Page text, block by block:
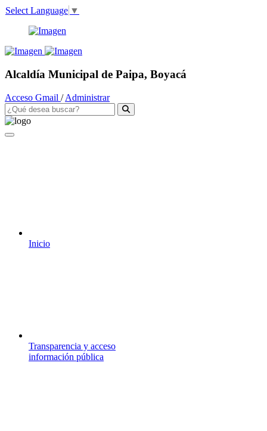
Select Language ▼
Alcaldía Municipal de Paipa, Boyacá
Acceso Gmail /Administrar
Inicio
Transparencia y acceso
información pública